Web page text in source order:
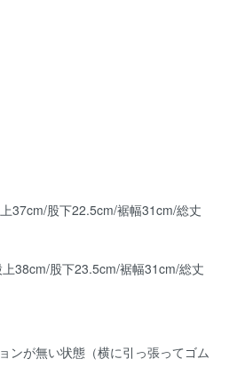
37cm/股下22.5cm/裾幅31cm/総丈
38cm/股下23.5cm/裾幅31cm/総丈
ンが無い状態（横に引っ張ってゴム